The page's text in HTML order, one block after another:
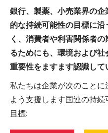
銀行、製薬、小売業界の企
的な持続可能性の目標に沿
く、消費者や利害関係者の
るためにも、環境および社
重要性をますます認識して
私たちは企業が次のことに
よう支援します国連の持続
目標: